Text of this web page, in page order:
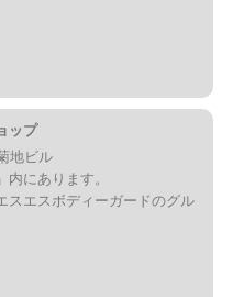
ップ
地ビル
にあります。
エスボディーガードのグル